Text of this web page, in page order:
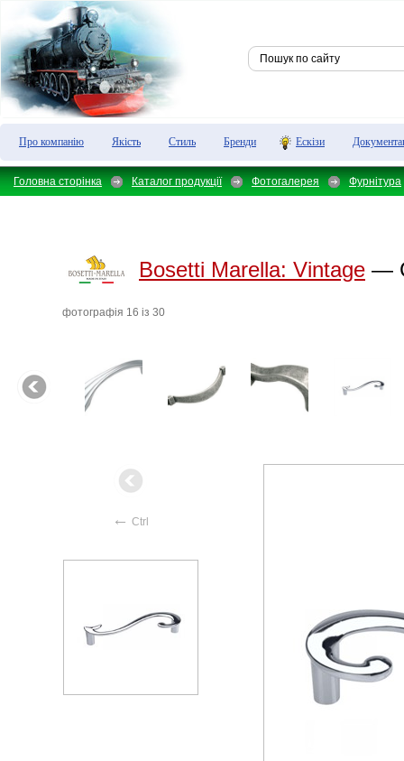
Про компанію Якість Стиль Бренди Ескізи
Головна сторінка Каталог продукції Фотогалерея Фурнітура
Bosetti Marella: Vintage —
фотографiя 16 iз 30
← Ctrl